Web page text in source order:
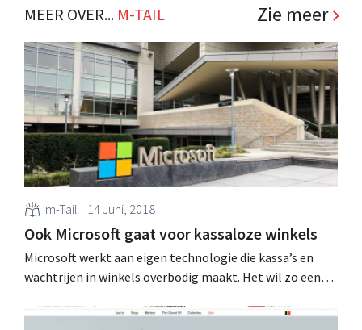
MEER OVER... M-TAIL Zie meer
m-Tail 14 Juni, 2018
Ook Microsoft gaat voor kassaloze winkels
Microsoft werkt aan eigen technologie die kassa’s en
wachtrijen in winkels overbodig maakt. Het wil zo een
strijd tegen Amazon Go. Winkelkar automatisch